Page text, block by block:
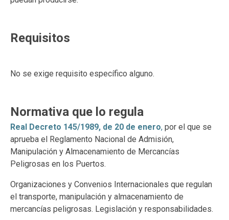
Requisitos
No se exige requisito específico alguno.
Normativa que lo regula
Real Decreto 145/1989, de 20 de enero, por el que se
aprueba el Reglamento Nacional de Admisión,
Manipulación y Almacenamiento de Mercancías
Peligrosas en los Puertos.
Organizaciones y Convenios Internacionales que regulan
el transporte, manipulación y almacenamiento de
mercancías peligrosas. Legislación y responsabilidades.